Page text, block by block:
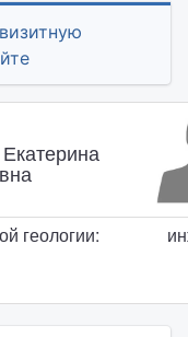
геологии: